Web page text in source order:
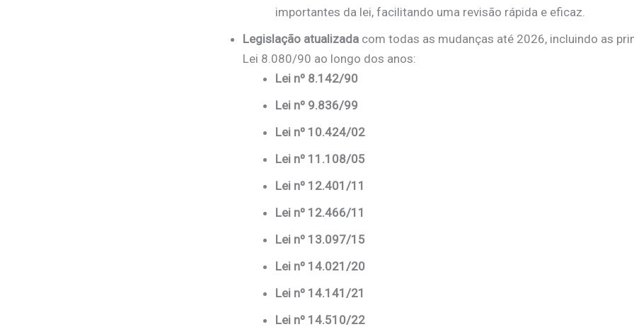
importantes da lei, facilitando uma revisão rápida e eficaz.
Legislação atualizada com todas as mudanças até 2026, incluindo as
Lei 8.080/90 ao longo dos anos:
Lei nº 8.142/90
Lei nº 9.836/99
Lei nº 10.424/02
Lei nº 11.108/05
Lei nº 12.401/11
Lei nº 12.466/11
Lei nº 13.097/15
Lei nº 14.021/20
Lei nº 14.141/21
Lei nº 14.510/22